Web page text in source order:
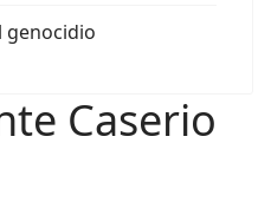
genocidio
Caserio